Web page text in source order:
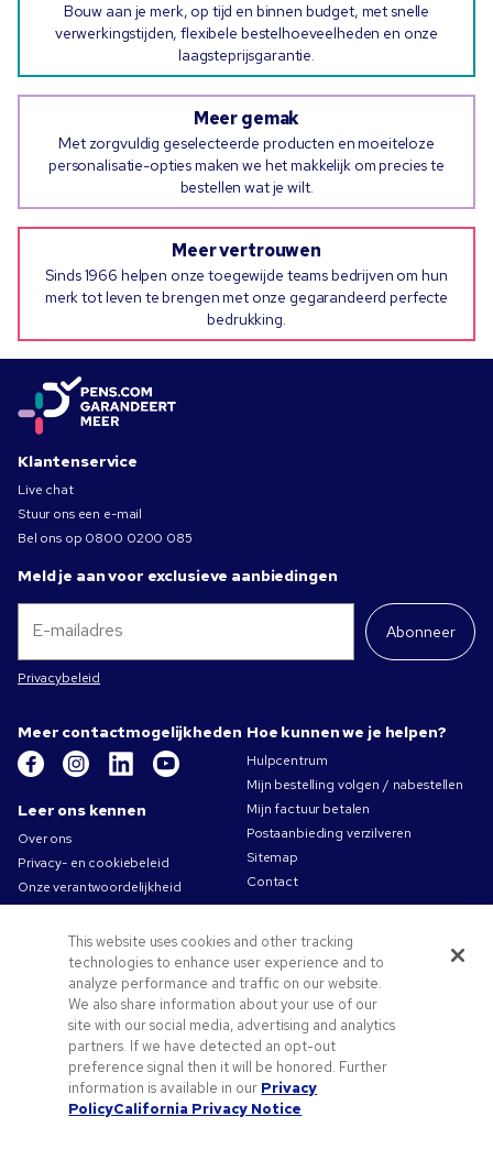
Bouw aan je merk, op tijd en binnen budget, met snelle
verwerkingstijden, flexibele bestelhoeveelheden en onze
laagsteprijsgarantie.
Meer gemak
Met zorgvuldig geselecteerde producten en moeiteloze
personalisatie-opties maken we het makkelijk om precies te
bestellen wat je wilt.
Meer vertrouwen
Sinds 1966 helpen onze toegewijde teams bedrijven om hun
merk tot leven te brengen met onze gegarandeerd perfecte
bedrukking.
Klantenservice
Live chat
Stuur ons een e-mail
Bel ons op 0800 0200 085
Meld je aan voor exclusieve aanbiedingen
Abonneer
Privacybeleid
Meer contactmogelijkheden
Leer ons kennen
Over ons
Privacy- en cookiebeleid
Onze verantwoordelijkheid
Algemene verkoopsvoorwaarden
Carrières bij Pens.com
Aanbiedingen &
hulpmiddelen
Relatiegeschenken
Promocodes & coupons
Tips voor het aanleveren van uw logo
Hoe kunnen we je helpen?
Hulpcentrum
Mijn bestelling volgen / nabestellen
Mijn factuur betalen
Postaanbieding verzilveren
Sitemap
Contact
This website uses cookies and other tracking
technologies to enhance user experience and to
analyze performance and traffic on our website.
We also share information about your use of our
site with our social media, advertising and analytics
partners. If we have detected an opt-out
preference signal then it will be honored. Further
information is available in our Privacy
PolicyCalifornia Privacy Notice